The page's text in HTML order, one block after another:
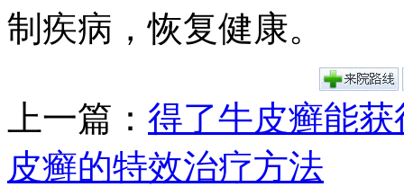
制疾病，恢复健康。
上一篇： 得了牛皮癣能
皮癣的特效治疗方法